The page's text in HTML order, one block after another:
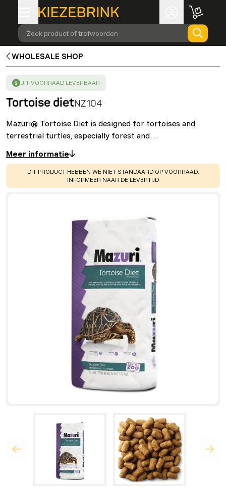
Zoek product of trefwoorden
WHOLESALE SHOP
SUCCESS:
UIT VOORRAAD LEVERBAAR
Tortoise dietNZ104
Mazuri® Tortoise Diet is designed for tortoises and
terrestrial turtles, especially forest and…
Meer informatie
WARNING:
DIT PRODUCT HEBBEN WE NIET STANDAARD OP VOORRAAD.
INFORMEER NAAR DE LEVERTIJD